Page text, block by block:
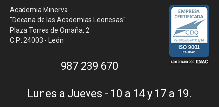
Academia Minerva
"Decana de las Academias Leonesas"
Plaza Torres de Omaña, 2
C.P.: 24003 - León
987 239 670
Lunes a Jueves - 10 a 14 y 17 a 19.